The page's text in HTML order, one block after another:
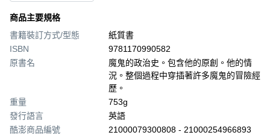
商品主要規格
書籍裝訂方式/型態
紙質書
ISBN
9781170990582
原書名
魔鬼的政治史。包含他的原創。他的情
況。整個過程中穿插著許多魔鬼的冒險經
歷。
重量
753g
發行語言
英語
酷澎商品編號
21000079300808 - 21000254966893